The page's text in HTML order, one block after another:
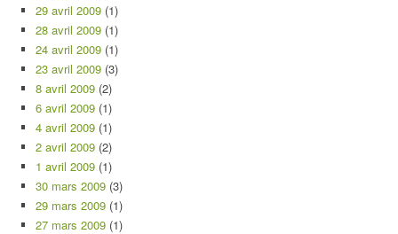
29 avril 2009 (1)
28 avril 2009 (1)
24 avril 2009 (1)
23 avril 2009 (3)
8 avril 2009 (2)
6 avril 2009 (1)
4 avril 2009 (1)
2 avril 2009 (2)
1 avril 2009 (1)
30 mars 2009 (3)
29 mars 2009 (1)
27 mars 2009 (1)